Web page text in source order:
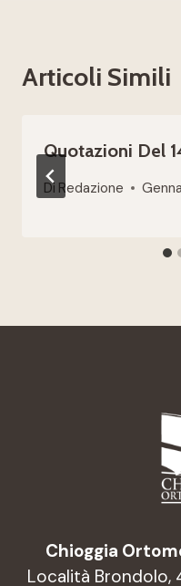
Articoli Simili
Quotazioni Del
Di Redazione
Chioggia
Località Brondolo,